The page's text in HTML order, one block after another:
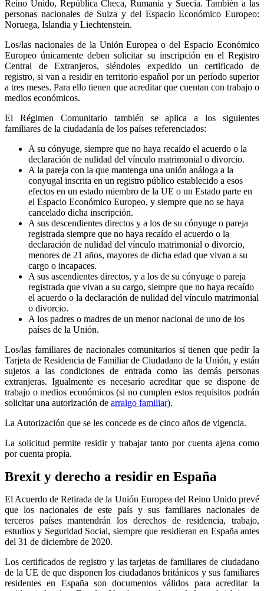
Reino Unido, República Checa, Rumania y Suecia. También a las
personas nacionales de Suiza y del Espacio Económico Europeo:
Noruega, Islandia y Liechtenstein.
Los/las nacionales de la Unión Europea o del Espacio Económico
Europeo únicamente deben solicitar su inscripción en el Registro
Central de Extranjeros, siéndoles expedido un certificado de
registro, si van a residir en territorio español por un período superior
a tres meses. Para ello tienen que acreditar que cuentan con trabajo o
medios económicos.
El Régimen Comunitario también se aplica a los siguientes
familiares de la ciudadanía de los países referenciados:
A su cónyuge, siempre que no haya recaído el acuerdo o la
declaración de nulidad del vínculo matrimonial o divorcio.
A la pareja con la que mantenga una unión análoga a la
conyugal inscrita en un registro público establecido a esos
efectos en un estado miembro de la UE o un Estado parte en
el Espacio Económico Europeo, y siempre que no se haya
cancelado dicha inscripción.
A sus descendientes directos y a los de su cónyuge o pareja
registrada siempre que no haya recaído el acuerdo o la
declaración de nulidad del vínculo matrimonial o divorcio,
menores de 21 años, mayores de dicha edad que vivan a su
cargo o incapaces.
A sus ascendientes directos, y a los de su cónyuge o pareja
registrada que vivan a su cargo, siempre que no haya recaído
el acuerdo o la declaración de nulidad del vínculo matrimonial
o divorcio.
A los padres o madres de un menor nacional de uno de los
países de la Unión.
Los/las familiares de nacionales comunitarios sí tienen que pedir la
Tarjeta de Residencia de Familiar de Ciudadano de la Unión, y están
sujetos a las condiciones de entrada como las demás personas
extranjeras. Igualmente es necesario acreditar que se dispone de
trabajo o medios económicos (si no cumplen estos requisitos podrán
solicitar una autorización de arraigo familiar).
La Autorización que se les concede es de cinco años de vigencia.
La solicitud permite residir y trabajar tanto por cuenta ajena como
por cuenta propia.
Brexit y derecho a residir en España
El Acuerdo de Retirada de la Unión Europea del Reino Unido prevé
que los nacionales de este país y sus familiares nacionales de
terceros países mantendrán los derechos de residencia, trabajo,
estudios y Seguridad Social, siempre que residieran en España antes
del 31 de diciembre de 2020.
Los certificados de registro y las tarjetas de familiares de ciudadano
de la UE de que disponen los ciudadanos británicos y sus familiares
residentes en España son documentos válidos para acreditar la